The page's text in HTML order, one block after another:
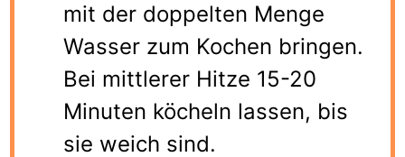
mit der doppelten Menge
Wasser zum Kochen bringen.
Bei mittlerer Hitze 15-20
Minuten köcheln lassen, bis
sie weich sind.